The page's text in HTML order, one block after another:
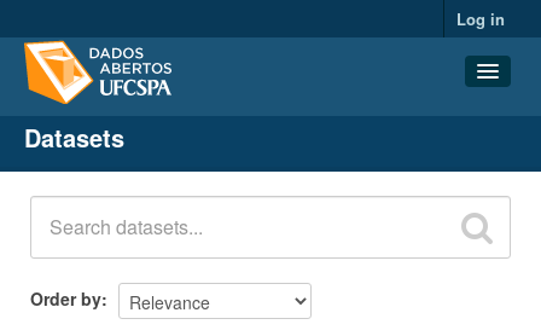
Log in
Datasets
Organizations
Groups
About
Datasets
Order by